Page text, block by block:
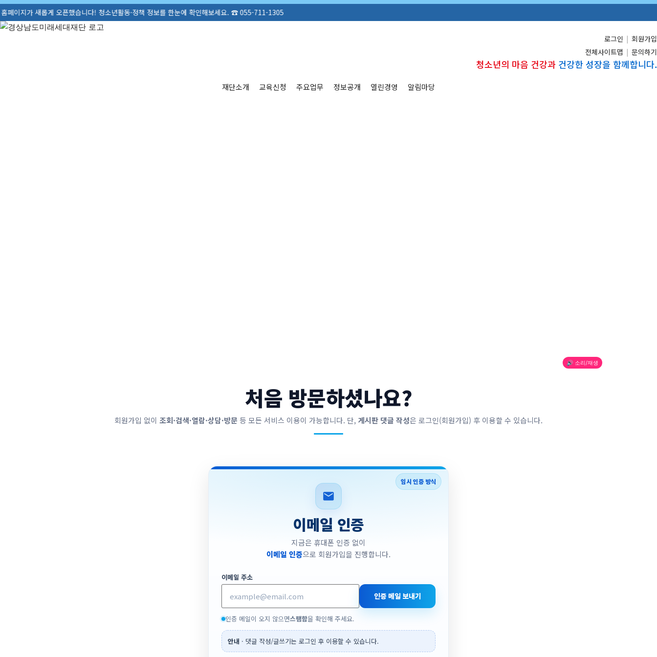
새롭게 오픈했습니다! 청소년활동·정책 정보를 한눈에 확인해보세요. ☎ 055-711-1305
로그인 | 회원가입
전체사이트맵 | 문의하기
청소년의 마음 건강과 건강한 성장을 함께합니다.
재단소개 교육신청 주요업무 정보공개 열린경영 알림마당
🔊 소리/재생
처음 방문하셨나요?
회원가입 없이 조회·검색·열람·상담·방문 등 모든 서비스 이용이 가능합니다. 단, 게시판 댓글 작성은 로그인(회원가입) 후 이용할 수 있습니다.
임시 인증 방식
이메일 인증
지금은 휴대폰 인증 없이
이메일 인증으로 회원가입을 진행합니다.
이메일 주소
인증 메일 보내기
인증 메일이 오지 않으면스팸함을 확인해 주세요.
안내 · 댓글 작성/글쓰기는 로그인 후 이용할 수 있습니다.